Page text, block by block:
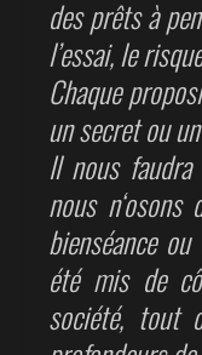
des prêts à
l’essai, le
Chaque
un secret ou
Il nous
nous
bienséance
été mis de
société, tout